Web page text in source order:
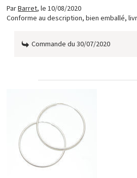
ParBarret,le 10/08/2020
Conforme au description, bien emballé,
Commande du 30/07/2020